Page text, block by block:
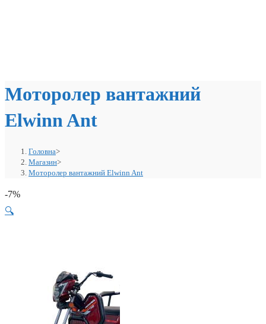
Моторолер вантажний
Elwinn Ant
Головна>
Магазин>
Моторолер вантажний Elwinn Ant
-7%
🔍